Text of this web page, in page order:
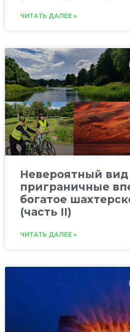
ЧИТАТЬ ДАЛЕЕ »
Невероятный вид
приграничные
богатое
(часть II)
ЧИТАТЬ ДАЛЕЕ »